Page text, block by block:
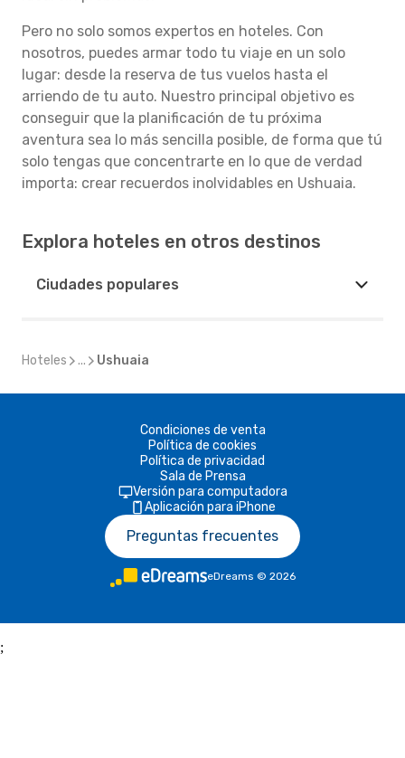
Pero no solo somos expertos en hoteles. Con
nosotros, puedes armar todo tu viaje en un solo
lugar: desde la reserva de tus vuelos hasta el
arriendo de tu auto. Nuestro principal objetivo es
conseguir que la planificación de tu próxima
aventura sea lo más sencilla posible, de forma que tú
solo tengas que concentrarte en lo que de verdad
importa: crear recuerdos inolvidables en Ushuaia.
Explora hoteles en otros destinos
Ciudades populares
Hoteles ... Ushuaia
Condiciones de venta
Política de cookies
Política de privacidad
Sala de Prensa
Versión para computadora
Aplicación para iPhone
Preguntas frecuentes
eDreams © 2026
;